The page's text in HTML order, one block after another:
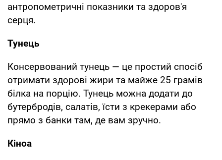
антропометричні показники та здоров'я
серця.
Тунець
Консервований тунець — це простий спосіб
отримати здорові жири та майже 25 грамів
білка на порцію. Тунець можна додати до
бутербродів, салатів, їсти з крекерами або
прямо з банки там, де вам зручно.
Кіноа